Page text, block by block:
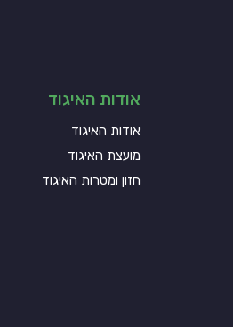
אודות האיגוד
אודות האיגוד
מועצת האיגוד
חזון ומטרות האיגוד